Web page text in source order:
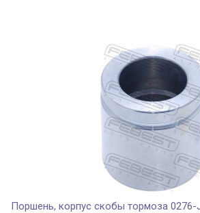
Поршень, корпус скобы тормоза 0276-